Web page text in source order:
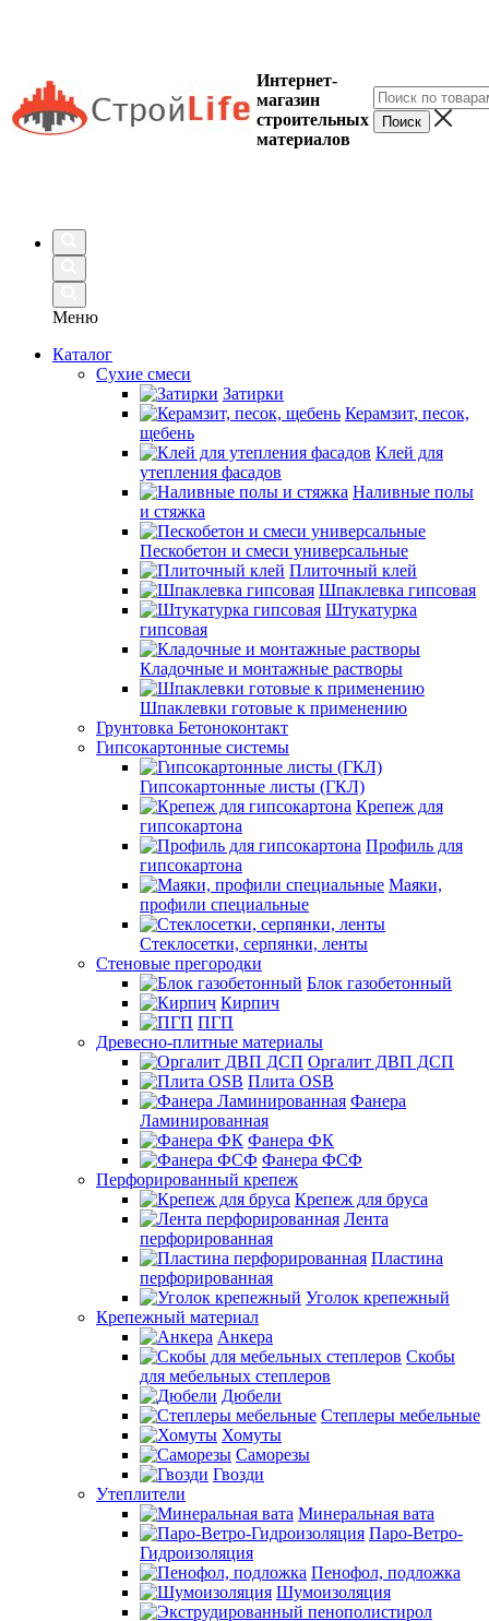
Интернет-
магазин
строительных
материалов
Меню
Каталог
Сухие смеси
Затирки
Керамзит, песок,
щебень
Клей для
утепления фасадов
Наливные полы
и стяжка
Пескобетон и смеси универсальные
Плиточный клей
Шпаклевка гипсовая
Штукатурка
гипсовая
Кладочные и монтажные растворы
Шпаклевки готовые к применению
Грунтовка Бетоноконтакт
Гипсокартонные системы
Гипсокартонные листы (ГКЛ)
Крепеж для
гипсокартона
Профиль для
гипсокартона
Маяки,
профили специальные
Стеклосетки, серпянки, ленты
Стеновые прегородки
Блок газобетонный
Кирпич
ПГП
Древесно-плитные материалы
Оргалит ДВП ДСП
Плита OSB
Фанера
Ламинированная
Фанера ФК
Фанера ФСФ
Перфорированный крепеж
Крепеж для бруса
Лента
перфорированная
Пластина
перфорированная
Уголок крепежный
Крепежный материал
Анкера
Скобы
для мебельных степлеров
Дюбели
Степлеры мебельные
Хомуты
Саморезы
Гвозди
Утеплители
Минеральная вата
Паро-Ветро-
Гидроизоляция
Пенофол, подложка
Шумоизоляция